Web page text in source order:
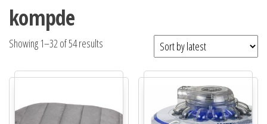
kompde
Showing 1–32 of 54 results